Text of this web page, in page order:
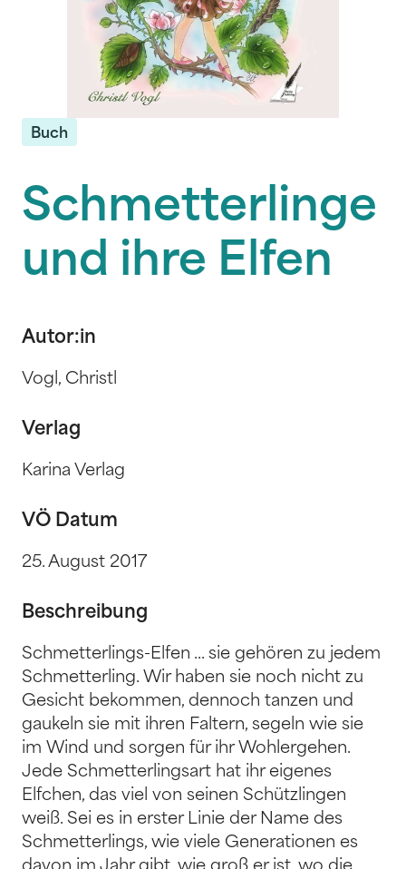
Buch
Schmetterlinge
und ihre Elfen
Autor:in
Vogl, Christl
Verlag
Karina Verlag
VÖ Datum
25. August 2017
Beschreibung
Schmetterlings-Elfen ... sie gehören zu jedem
Schmetterling. Wir haben sie noch nicht zu
Gesicht bekommen, dennoch tanzen und
gaukeln sie mit ihren Faltern, segeln wie sie
im Wind und sorgen für ihr Wohlergehen.
Jede Schmetterlingsart hat ihr eigenes
Elfchen, das viel von seinen Schützlingen
weiß. Sei es in erster Linie der Name des
Schmetterlings, wie viele Generationen es